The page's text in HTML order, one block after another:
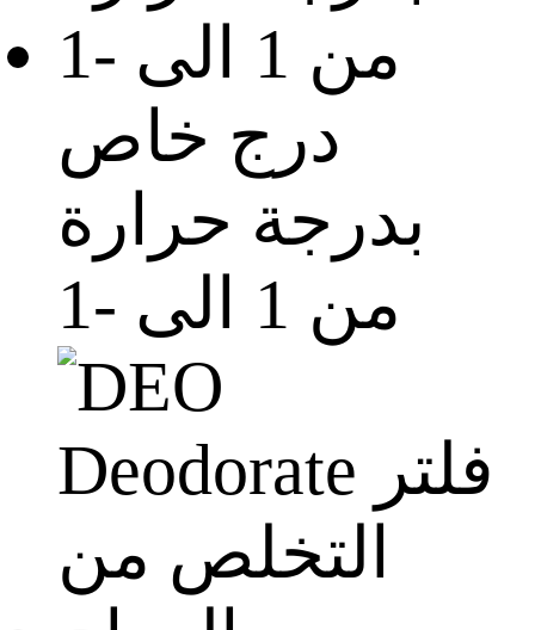
درج خاص
بدرجة حرارة
من 1 الى -1